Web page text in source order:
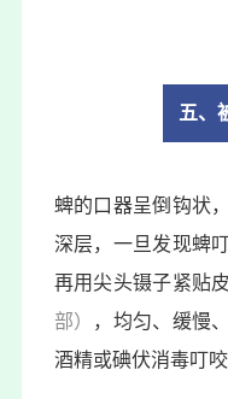
五、
蜱的口器呈倒钩状
深层，一旦发现蜱
再用尖头镊子紧贴
部）
，均匀、缓慢
酒精或碘伏消毒叮